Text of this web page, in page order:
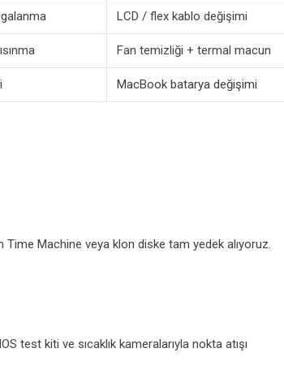
LCD / flex kablo değişimi
Fan temizliği + termal macun
MacBook batarya değişimi
Time Machine veya klon diske tam yedek alıyoruz.
test kiti ve sıcaklık kameralarıyla nokta atışı